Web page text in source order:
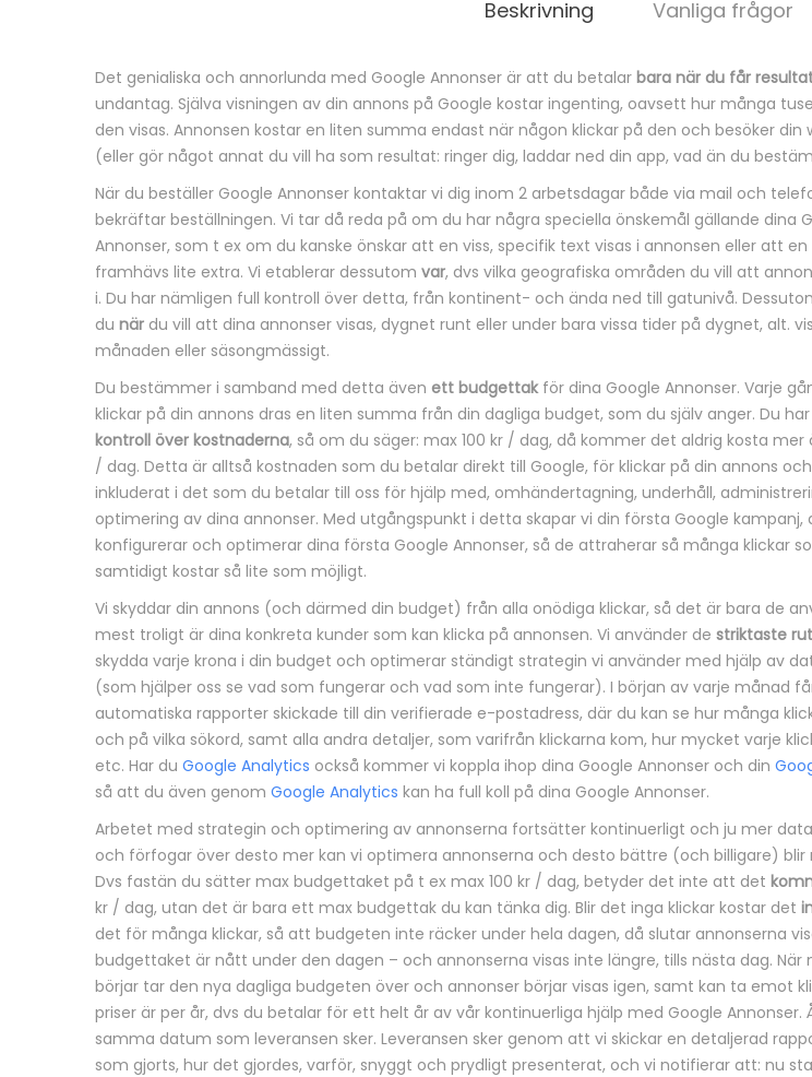
Beskrivning Vanliga frågor
B
e
s
k
r
i
v
n
i
n
g
Det genialiska och annorlunda med Google Annonser är att du betalar bara när du får
undantag. Själva visningen av din annons på Google kostar ingenting, oavsett hur många
den visas. Annonsen kostar en liten summa endast när någon klickar på den och besöker din
(eller gör något annat du vill ha som resultat: ringer dig, laddar ned din app, vad än du
När du beställer Google Annonser kontaktar vi dig inom 2 arbetsdagar både via mail och
bekräftar beställningen. Vi tar då reda på om du har några speciella önskemål gällande dina
Annonser, som t ex om du kanske önskar att en viss, specifik text visas i annonsen eller att
framhävs lite extra. Vi etablerar dessutom var, dvs vilka geografiska områden du vill att
i. Du har nämligen full kontroll över detta, från kontinent- och ända ned till gatunivå.
du när du vill att dina annonser visas, dygnet runt eller under bara vissa tider på dygnet, alt.
månaden eller säsongmässigt.
Du bestämmer i samband med detta även ett budgettakför dina Google Annonser. Varje
klickar på din annons dras en liten summa från din dagliga budget, som du själv anger. Du
kontroll över kostnaderna, så om du säger: max 100 kr / dag, då kommer det aldrig kosta mer
/ dag. Detta är alltså kostnaden som du betalar direkt till Google, för klickar på din annons
inkluderat i det som du betalar till oss för hjälp med, omhändertagning, underhåll,
optimering av dina annonser. Med utgångspunkt i detta skapar vi din första Google kampanj,
konfigurerar och optimerar dina första Google Annonser, så de attraherar så många klickar
samtidigt kostar så lite som möjligt.
Vi skyddar din annons (och därmed din budget) från alla onödiga klickar, så det är bara de
mest troligt är dina konkreta kunder som kan klicka på annonsen. Vi använder de striktaste
skydda varje krona i din budget och optimerar ständigt strategin vi använder med hjälp av
(som hjälper oss se vad som fungerar och vad som inte fungerar). I början av varje månad
automatiska rapporter skickade till din verifierade e-postadress, där du kan se hur många
och på vilka sökord, samt alla andra detaljer, som varifrån klickarna kom, hur mycket varje
etc. Har du Google Analytics också kommer vi koppla ihop dina Google Annonser och din
så att du även genom Google Analytics kan ha full koll på dina Google Annonser.
Arbetet med strategin och optimering av annonserna fortsätter kontinuerligt och ju mer
och förfogar över desto mer kan vi optimera annonserna och desto bättre (och billigare) blir
Dvs fastän du sätter max budgettaket på t ex max 100 kr / dag, betyder det inte att det
kr / dag, utan det är bara ett max budgettak du kan tänka dig. Blir det inga klickar kostar det
det för många klickar, så att budgeten inte räcker under hela dagen, då slutar annonserna
budgettaket är nått under den dagen – och annonserna visas inte längre, tills nästa dag. När
börjar tar den nya dagliga budgeten över och annonser börjar visas igen, samt kan ta emot
priser är per år, dvs du betalar för ett helt år av vår kontinuerliga hjälp med Google Annonser.
samma datum som leveransen sker. Leveransen sker genom att vi skickar en detaljerad
som gjorts, hur det gjordes, varför, snyggt och prydligt presenterat, och vi notifierar att: nu